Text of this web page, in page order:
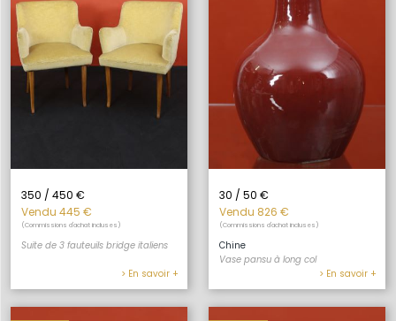
350 / 450 €
Vendu 445 €
(Commissions d'achat incluses)
Suite de 3 fauteuils bridge italiens
> En savoir +
30 / 50 €
Vendu 826 €
(Commissions d'achat incluses)
Chine
Vase pansu à long col
> En savoir +